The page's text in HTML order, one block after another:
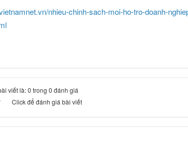
nhieu-chinh-sach-moi-ho-tro-doanh-
viết là: 0 trong 0 đánh giá
Click để đánh giá bài viết